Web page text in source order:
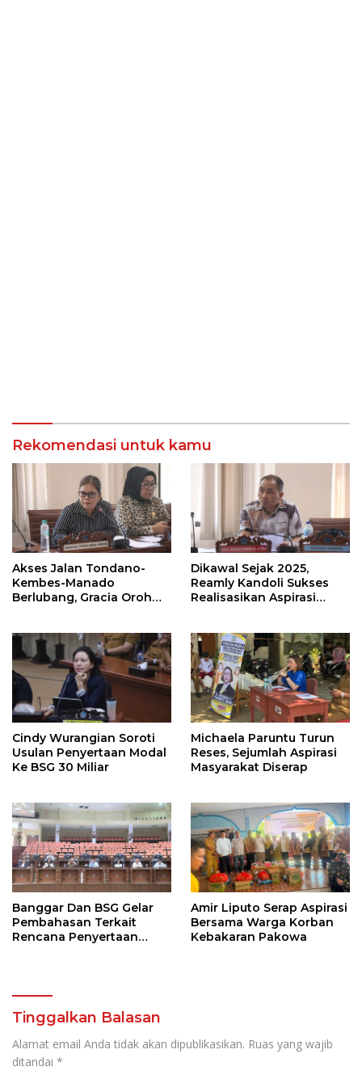
Rekomendasi untuk kamu
Akses Jalan Tondano-
Kembes-Manado
Berlubang, Gracia Oroh
Dikawal Sejak 2025,
Reamly Kandoli Sukses
Realisasikan Aspirasi
Tahun Depan
Cindy Wurangian Soroti
Usulan Penyertaan Modal
Ke BSG 30 Miliar
Michaela Paruntu Turun
Reses, Sejumlah Aspirasi
Masyarakat Diserap
Banggar Dan BSG Gelar
Pembahasan Terkait
Rencana Penyertaan
Amir Liputo Serap Aspirasi
Bersama Warga Korban
Kebakaran Pakowa
Tinggalkan Balasan
Alamat email Anda tidak akan dipublikasikan. Ruas yang wajib
ditandai *